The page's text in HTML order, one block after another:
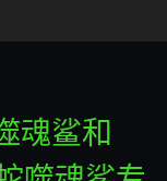
魂鲨和